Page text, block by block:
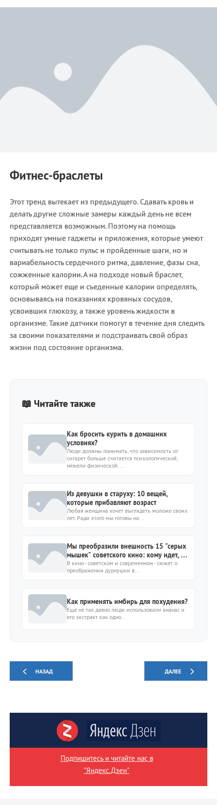
Фитнес-браслеты
Этот тренд вытекает из предыдущего. Сдавать кровь и
делать другие сложные замеры каждый день не всем
представляется возможным. Поэтому на помощь
приходят умные гаджеты и приложения, которые умеют
считывать не только пульс и пройденные шаги, но и
вариабельность сердечного ритма, давление, фазы сна,
сожженные калории. А на подходе новый браслет,
который может еще и съеденные калории определять,
основываясь на показаниях кровяных сосудов,
усвоивших глюкозу, а также уровень жидкости в
организме. Такие датчики помогут в течение дня следить
за своими показателями и подстраивать свой образ
жизни под состояние организма.
📖 Читайте также
Как бросить курить в домашних
условиях?
Люди должны понимать, что зависимость от
сигарет больше считается психологической,
нежели физической....
Из девушки в старуху: 10 вещей,
которые прибавляют возраст
Любая женщина хочет выглядеть моложе своих
лет. Ради этого мы готовы на...
Мы преобразили внешность 15 "серых
мышек" советского кино: кому идет, а
кому не очень?
В кино - советском и современном - сюжет о
преображении дурнушки в...
Как применять имбирь для похудения?
Ещё не так давно люди использовали ананас и
его экстракт как одно...
НАЗАД ДАЛЕЕ
Подпишитесь и читайте нас в
"Яндекс.Дзен"